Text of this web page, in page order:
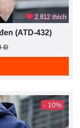
2.812 thích
(ATD-432)
Đ
- 10%